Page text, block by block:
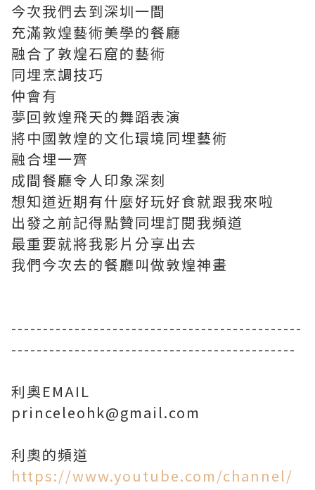
今次我們去到深圳一間
充滿敦煌藝術美學的餐廳
融合了敦煌石窟的藝術
同埋烹調技巧
仲會有
夢回敦煌飛天的舞蹈表演
將中國敦煌的文化環境同埋藝術
融合埋一齊
成間餐廳令人印象深刻
想知道近期有什麼好玩好食就跟我來啦
出發之前記得點贊同埋訂閱我頻道
最重要就將我影片分享出去
我們今次去的餐廳叫做敦煌神畫
----------------------------------------------
---------------------------------------------
利奧EMAIL
princeleohk@gmail.com
https://www.youtube.com/channel/